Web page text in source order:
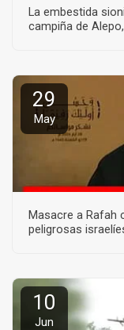
La embestida
campiña de
29
May
Masacre a Rafah
peligrosas
10
Jun